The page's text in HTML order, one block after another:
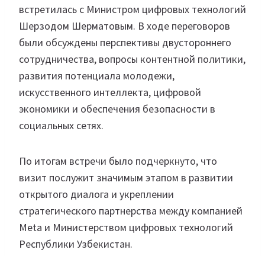
встретилась с Министром цифровых технологий
Шерзодом Шерматовым. В ходе переговоров
были обсуждены перспективы двустороннего
сотрудничества, вопросы контентной политики,
развития потенциала молодежи,
искусственного интеллекта, цифровой
экономики и обеспечения безопасности в
социальных сетях.
По итогам встречи было подчеркнуто, что
визит послужит значимым этапом в развитии
открытого диалога и укреплении
стратегического партнерства между компанией
Meta и Министерством цифровых технологий
Республики Узбекистан.